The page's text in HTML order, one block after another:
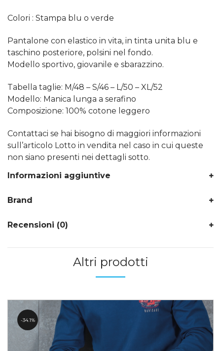
Colori : Stampa blu o verde
Pantalone con elastico in vita, in tinta unita blu e
taschino posteriore, polsini nel fondo.
Modello sportivo, giovanile e sbarazzino.
Tabella taglie: M/48 – S/46 – L/50 – XL/52
Modello: Manica lunga a serafino
Composizione: 100% cotone leggero
Contattaci se hai bisogno di maggiori informazioni
sull’articolo Lotto in vendita nel caso in cui queste
non siano presenti nei dettagli sotto.
Informazioni aggiuntive
Brand
Recensioni (0)
Altri prodotti
34.1%